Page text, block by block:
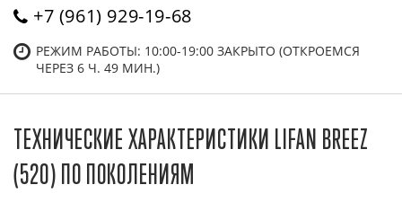
+7 (961) 929-19-68
РЕЖИМ РАБОТЫ: 10:00-19:00 ЗАКРЫТО (ОТКРОЕМСЯ
ЧЕРЕЗ 6 Ч. 49 МИН.)
ТЕХНИЧЕСКИЕ ХАРАКТЕРИСТИКИ LIFAN BREEZ
(520) ПО ПОКОЛЕНИЯМ